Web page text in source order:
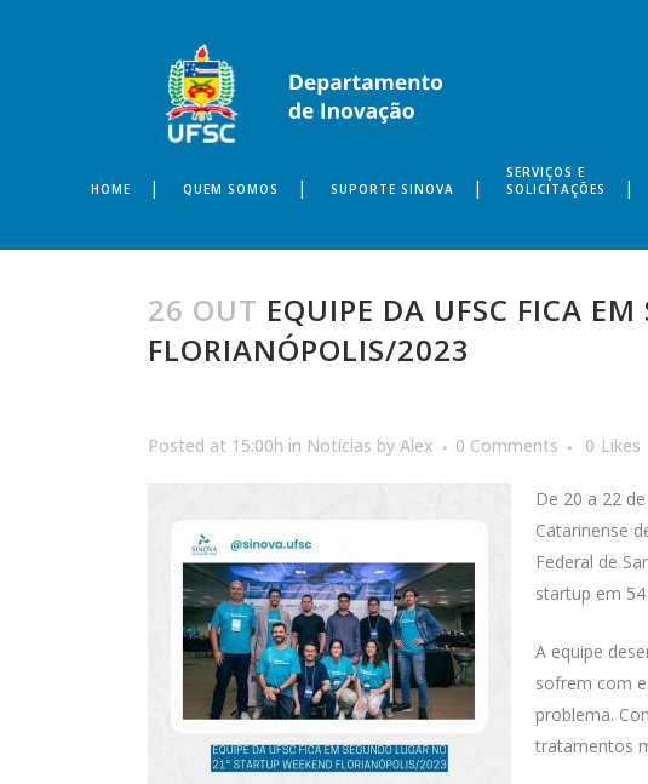
HOME QUEM SOMOS SUPORTE SINOVA
SERVIÇOS E
SOLICITAÇÕES
26 OUT EQUIPE DA UFSC FICA
FLORIANÓPOLIS/2023
Posted at 15:00h in Notícias by Alex 0 Comments 0 Likes
De 20 a 22
Catarinense
Federal de
startup em
A equipe
sofrem com
problema.
tratamentos